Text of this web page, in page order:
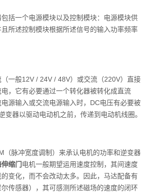
括一个电源模块以及控制模块：电源模块供
所述控制模块根据所述信号的输入功率频率
一般12V / 24V / 48V）或交流（220V）直接
，它有必要通过一个转化器被转化成直流
源输入或交流电源输入时，DC电压有必要被
变器以驱动电动机之前，传递到电动机线圈。
（脉冲宽度调制）来承认电机的功率和逆变器
缩门电机一般期望运用速度控制，其间速度
变化，而不会改动太多。因此，马达配备有
传感器），其可感测所述磁场的速度的闭环